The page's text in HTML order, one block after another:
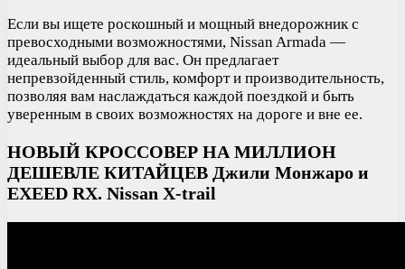
Если вы ищете роскошный и мощный внедорожник с
превосходными возможностями, Nissan Armada —
идеальный выбор для вас. Он предлагает
непревзойденный стиль, комфорт и производительность,
позволяя вам наслаждаться каждой поездкой и быть
уверенным в своих возможностях на дороге и вне ее.
НОВЫЙ КРОССОВЕР НА МИЛЛИОН
ДЕШЕВЛЕ КИТАЙЦЕВ Джили Монжаро и
EXEED RX. Nissan X-trail